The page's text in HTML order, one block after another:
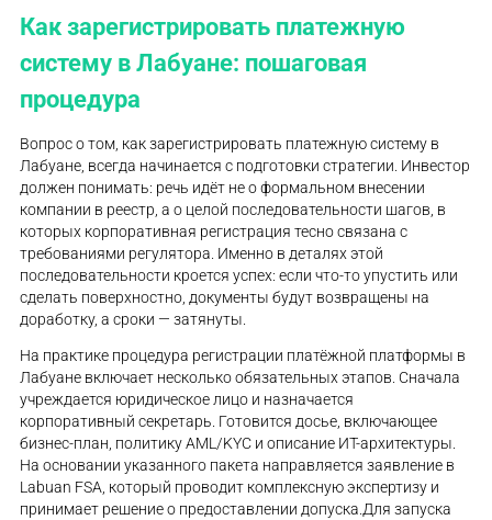
Как зарегистрировать платежную
систему в Лабуане: пошаговая
процедура
Вопрос о том, как зарегистрировать платежную систему в
Лабуане, всегда начинается с подготовки стратегии. Инвестор
должен понимать: речь идёт не о формальном внесении
компании в реестр, а о целой последовательности шагов, в
которых корпоративная регистрация тесно связана с
требованиями регулятора. Именно в деталях этой
последовательности кроется успех: если что-то упустить или
сделать поверхностно, документы будут возвращены на
доработку, а сроки — затянуты.
На практике процедура регистрации платёжной платформы в
Лабуане включает несколько обязательных этапов. Сначала
учреждается юридическое лицо и назначается
корпоративный секретарь. Готовится досье, включающее
бизнес-план, политику AML/KYC и описание ИТ-архитектуры.
На основании указанного пакета направляется заявление в
Labuan FSA, который проводит комплексную экспертизу и
принимает решение о предоставлении допуска.Для запуска